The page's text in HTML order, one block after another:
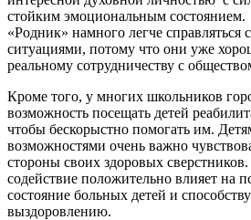
стойким эмоциональным
«Родник» намного легче
ситуациями, потому что они уже
реальному сотрудничеству с
Кроме того, у многих школьников
возможность посещать детей
чтобы бескорыстно помогать им.
возможностями очень важно
стороны своих здоровых
содействие положительно влияет на
состояние больных детей и
выздоровлению.